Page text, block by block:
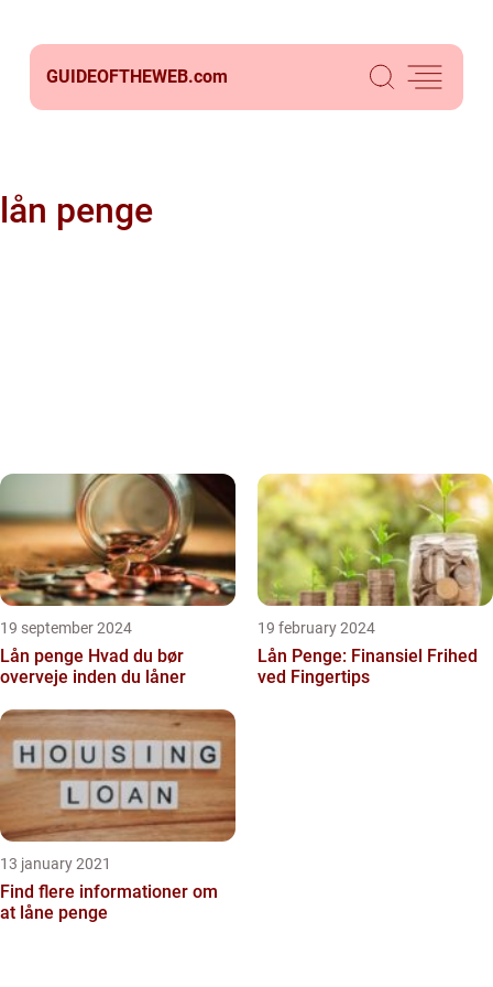
GUIDEOFTHEWEB.com
lån penge
19 september 2024
Lån penge Hvad du bør
overveje inden du låner
19 february 2024
Lån Penge: Finansiel Frihed
ved Fingertips
13 january 2021
Find flere informationer om
at låne penge